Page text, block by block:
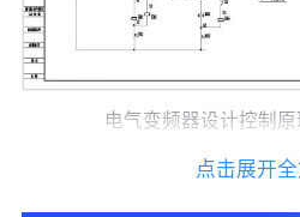
电气变频器设计控制
点击展开